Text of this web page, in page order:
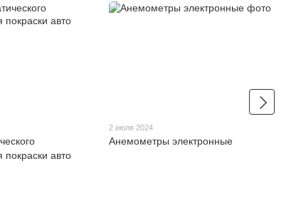
покраски авто
2 июля 2024
Анемометры электронные